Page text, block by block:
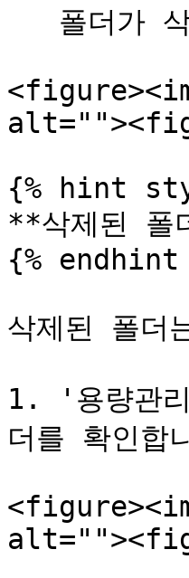
{% hint
**삭제된 폴
{% endhint
삭제된 폴더
1. '용량관
더를 확인합